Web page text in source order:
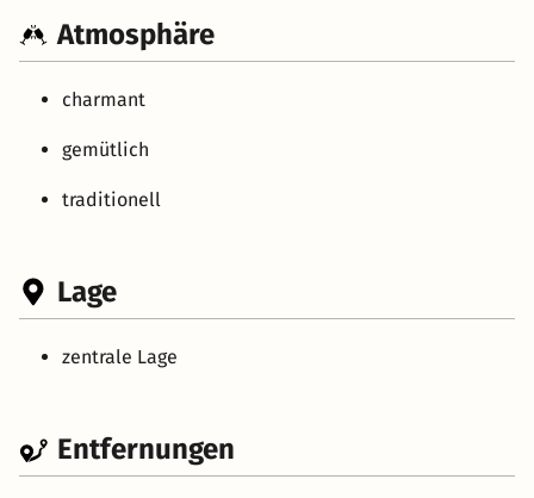
Atmosphäre
charmant
gemütlich
traditionell
Lage
zentrale Lage
Entfernungen